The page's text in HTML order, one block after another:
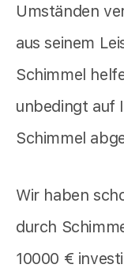
Umständen
aus seinem
Schimmel
unbedingt auf
Schimmel
Wir haben
durch
10000 €